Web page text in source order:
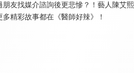
友找媒介諮詢後更悲慘？！藝人陳艾
精彩故事都在《醫師好辣》！